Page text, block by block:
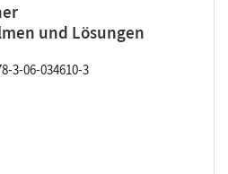
und Lösungen
3-06-034610-3